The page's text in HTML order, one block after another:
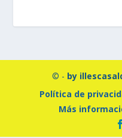
© - by
Política de
Más